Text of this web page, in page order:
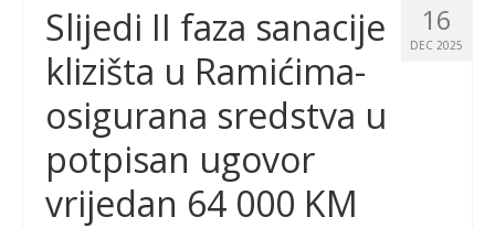
16
DEC 2025
Slijedi II faza sanacije
klizišta u Ramićima-
osigurana sredstva u
potpisan ugovor
vrijedan 64 000 KM